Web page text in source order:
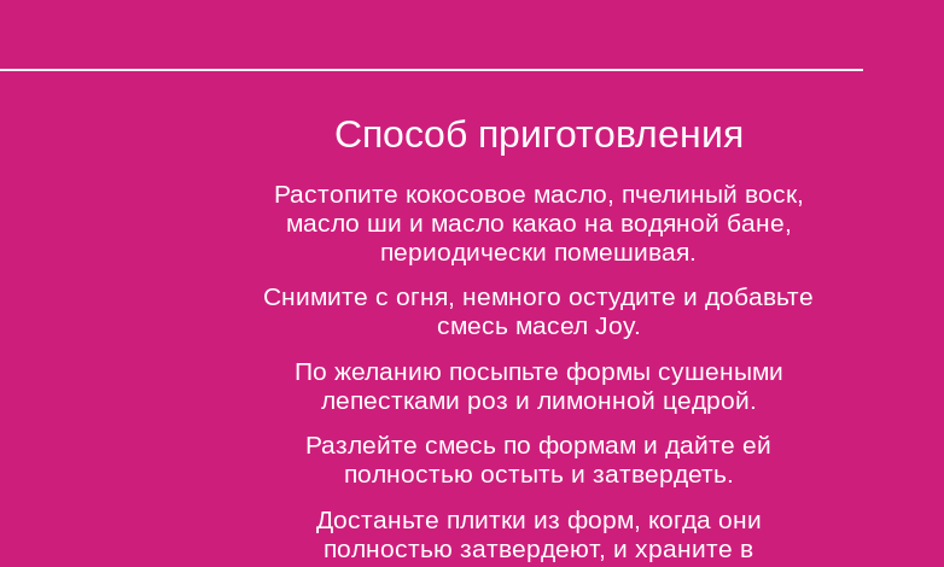
Способ приготовления
Растопите кокосовое масло, пчелиный воск,
масло ши и масло какао на водяной бане,
периодически помешивая.
Снимите с огня, немного остудите и добавьте
смесь масел Joy.
По желанию посыпьте формы сушеными
лепестками роз и лимонной цедрой.
Разлейте смесь по формам и дайте ей
полностью остыть и затвердеть.
Достаньте плитки из форм, когда они
полностью затвердеют, и храните в